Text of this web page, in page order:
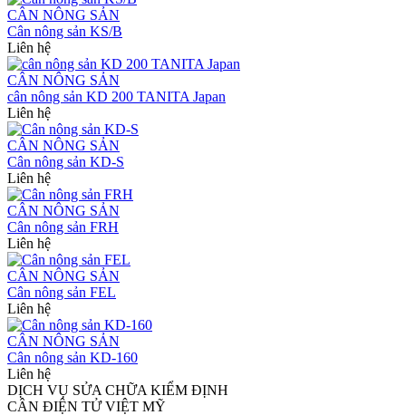
CÂN NÔNG SẢN
Cân nông sản KS/B
Liên hệ
CÂN NÔNG SẢN
cân nông sản KD 200 TANITA Japan
Liên hệ
CÂN NÔNG SẢN
Cân nông sản KD-S
Liên hệ
CÂN NÔNG SẢN
Cân nông sản FRH
Liên hệ
CÂN NÔNG SẢN
Cân nông sản FEL
Liên hệ
CÂN NÔNG SẢN
Cân nông sản KD-160
Liên hệ
DỊCH VỤ SỬA CHỮA KIỂM ĐỊNH
CÂN ĐIỆN TỬ VIỆT MỸ